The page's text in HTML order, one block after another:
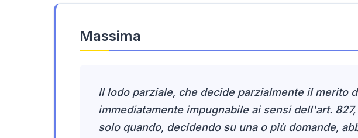
Massima
Il lodo parziale, che decide parzialmente il merito
immediatamente impugnabile ai sensi dell'art.
solo quando, decidendo su una o più domande,